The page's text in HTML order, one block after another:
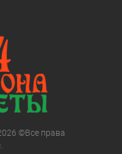
©Все права